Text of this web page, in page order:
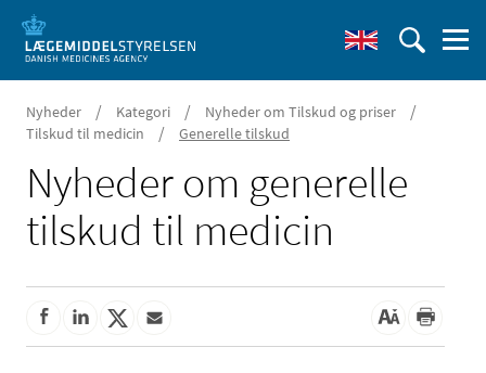
Nyheder / Kategori / Nyheder om Tilskud og priser /
Tilskud til medicin / Generelle tilskud
Nyheder om generelle
tilskud til medicin